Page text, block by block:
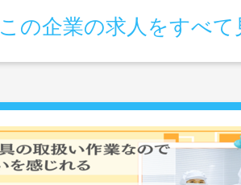
この企業の求人をすべて